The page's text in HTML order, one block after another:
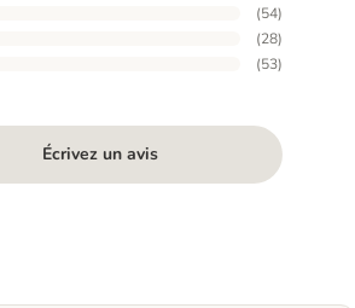
(54)
(28)
(53)
Écrivez un avis